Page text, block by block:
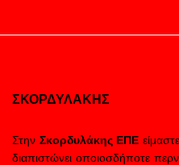
ΣΚΟΡΔΥΛΑΚΗΣ
Στην Σκορδυλάκης ΕΠΕ
διαπιστώνει οποιοσδήποτε